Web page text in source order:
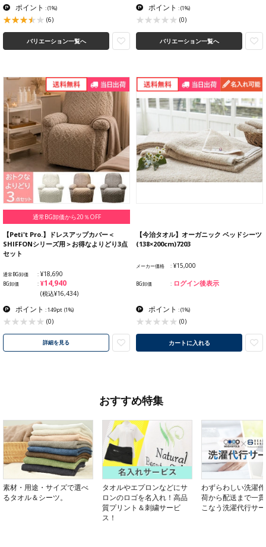
ポイント :(1%)
(6)
バリエーション一覧へ
ポイント :(1%)
(0)
バリエーション一覧へ
通常BG卸価から20％OFF
【Peti't Pro.】ドレスアップカバー＜
SHIFFONシリーズ用＞お得なよりどり3点
セット
通常BG卸価 ¥18,690
BG卸価 ¥14,940
(税込¥16,434)
ポイント : 149pt (1%)
(0)
詳細を見る
【今治タオル】オーガニック ベッドシーツ
(138×200cm)7203
メーカー価格 ¥15,000
BG卸価 ログイン後表示
ポイント :(1%)
(0)
カートに入れる
おすすめ特集
素材・用途・サイズで選べ
るタオル＆シーツ。
タオルやエプロンなどにサ
ロンのロゴを名入れ！高品
質プリント＆刺繍サービ
ス！
わずらわしい洗濯
荷から配送まで一
こなう洗濯代行サ